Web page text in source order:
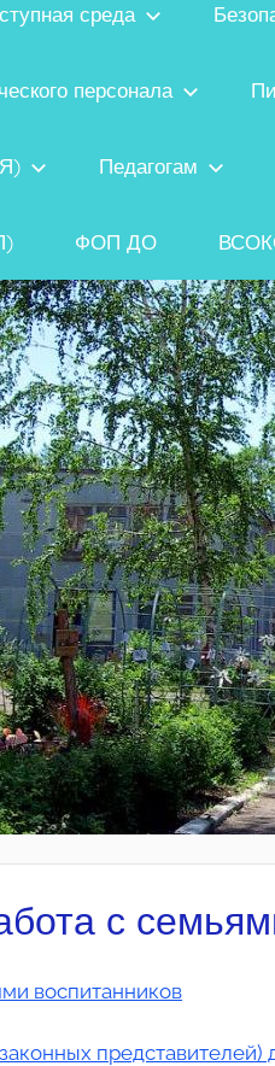
среда
персонала
Педагогам
ФОП ДО
с
воспитанников
представителей)